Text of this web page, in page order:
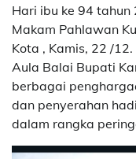
Hari ibu ke 94
Makam Pahlawan
Kota , Kamis, 22 /
Aula Balai Bupati
berbagai
dan penyerahan
dalam rangka